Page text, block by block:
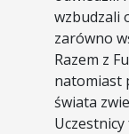
wzbudzali
zarówno
Razem z
natomiast
świata